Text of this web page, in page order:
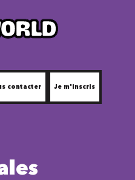
contacter Je m'inscris